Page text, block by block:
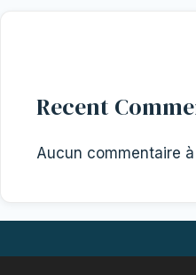
Recent
Aucun commentaire